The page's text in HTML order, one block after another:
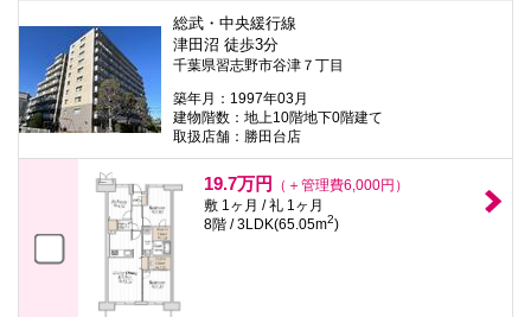
総武・中央緩行線
津田沼 徒歩3分
千葉県習志野市谷津７丁目
築年月：1997年03月
建物階数：地上10階地下0階建て
取扱店舗：勝田台店
19.7万円
（＋管理費6,000円）
敷 1ヶ月 / 礼 1ヶ月
8階 / 3LDK(65.05m2)